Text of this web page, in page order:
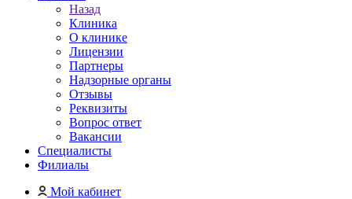
Назад
Клиника
О клинике
Лицензии
Партнеры
Надзорные органы
Отзывы
Реквизиты
Вопрос ответ
Вакансии
Специалисты
Филиалы
Мой кабинет